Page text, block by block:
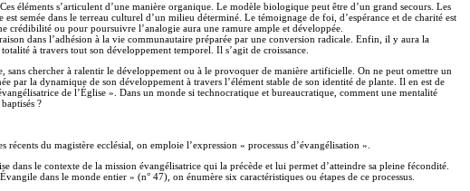
éléments s’articulent d’une manière organique. Le modèle biologique peut être d’un grand secours. Les
semée dans le terreau culturel d’un milieu déterminé. Le témoignage de foi, d’espérance et de charité est
crédibilité ou pour poursuivre l’analogie aura une ramure ample et développée.
dans l’adhésion à la vie communautaire préparée par une conversion radicale. Enfin, il y aura la
à travers tout son développement temporel. Il s’agit de croissance.
chercher à ralentir le développement ou à le provoquer de manière artificielle. On ne peut omettre un
par la dynamique de son développement à travers l’élément stable de son identité de plante. Il en est de
de l’Église ». Dans un monde si technocratique et bureaucratique, comment une mentalité
?
du magistère ecclésial, on emploie l’expression « processus d’évangélisation ».
le contexte de la mission évangélisatrice qui la précède et lui permet d’atteindre sa pleine fécondité.
dans le monde entier » (n° 47), on énumère six caractéristiques ou étapes de ce processus.